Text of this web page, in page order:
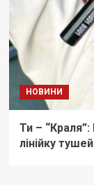
НОВИНИ
Ти –
лінійку